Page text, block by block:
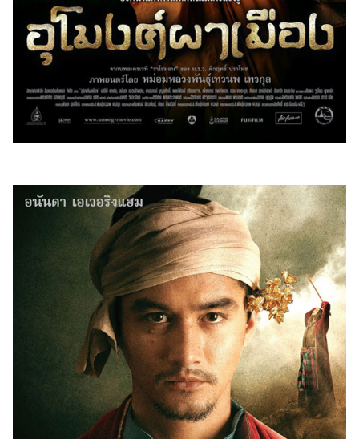
บันเทิง
เกาหลี
ไลฟ์
ไตล์
ดูด
วง
หญิง